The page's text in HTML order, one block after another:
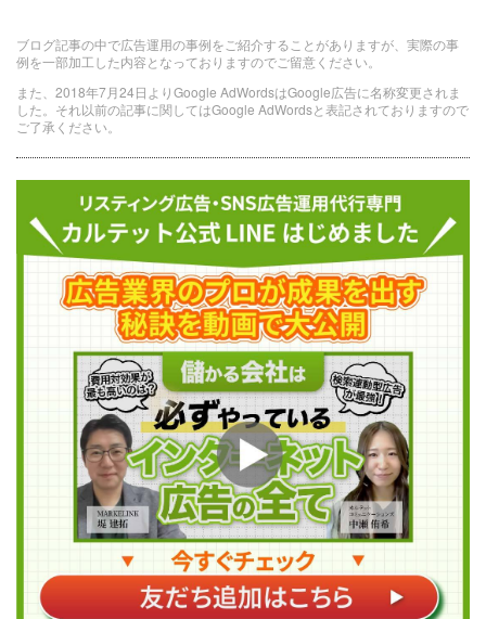
ブログ記事の中で広告運用の事例をご紹介することがありますが、実際の事
例を一部加工した内容となっておりますのでご留意ください。
また、2018年7月24日よりGoogle AdWordsはGoogle広告に名称変更されま
した。それ以前の記事に関してはGoogle AdWordsと表記されておりますので
ご了承ください。